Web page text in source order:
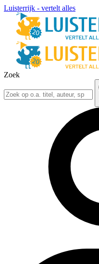
Luisterrijk - vertelt alles
Zoek